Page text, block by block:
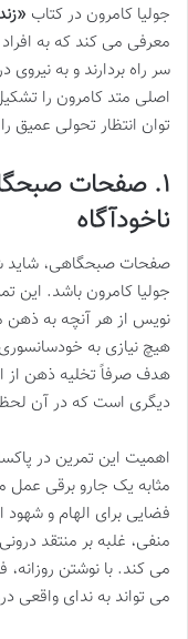
جولیا کامرون در کتاب
معرفی می کند که به
سر راه بردارند و به
اصلی متد کامرون را
توان انتظار تحولی عمیق
۱. صفحات
ناخودآگاه
صفحات صبحگاهی، شاید
جولیا کامرون باشد.
نویس از هر آنچه به
هیچ نیازی به
هدف صرفاً تخلیه ذهن از
دیگری است که در آن
اهمیت این تمرین در
مثابه یک جارو برقی
فضایی برای الهام و شهود
منفی، غلبه بر منتقد
می کند. با نوشتن
می تواند به ندای